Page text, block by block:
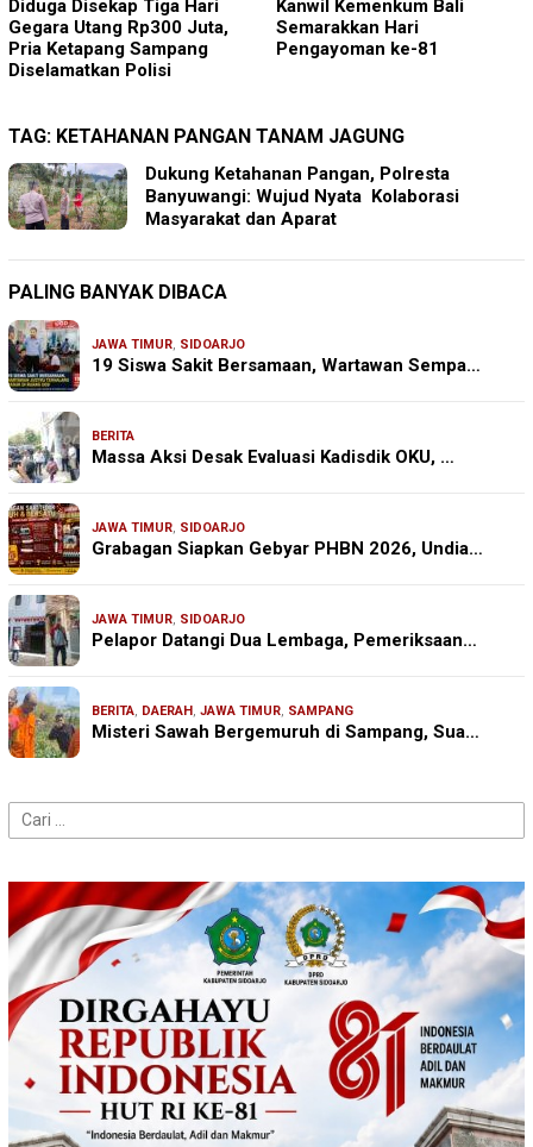
Diduga Disekap Tiga Hari
Gegara Utang Rp300 Juta,
Pria Ketapang Sampang
Diselamatkan Polisi
Kanwil Kemenkum Bali
Semarakkan Hari
Pengayoman ke-81
TAG: KETAHANAN PANGAN TANAM JAGUNG
Dukung Ketahanan Pangan, Polresta
Banyuwangi: Wujud Nyata Kolaborasi
Masyarakat dan Aparat
PALING BANYAK DIBACA
JAWA TIMUR, SIDOARJO
19 Siswa Sakit Bersamaan, Wartawan Sempa…
BERITA
Massa Aksi Desak Evaluasi Kadisdik OKU, …
JAWA TIMUR, SIDOARJO
Grabagan Siapkan Gebyar PHBN 2026, Undia…
JAWA TIMUR, SIDOARJO
Pelapor Datangi Dua Lembaga, Pemeriksaan…
BERITA, DAERAH, JAWA TIMUR, SAMPANG
Misteri Sawah Bergemuruh di Sampang, Sua…
Cari
untuk: